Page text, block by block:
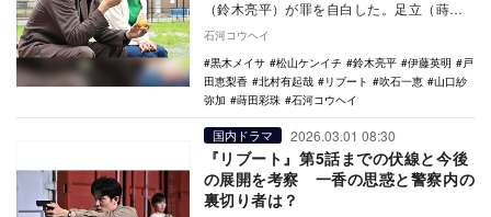
（鈴木亮平）が罪を自白した。足立（蒔田
は見つからな…
石河コウヘイ
黒木メイサ
松山ケンイチ 鈴木亮平 伊藤英明
戸
田恵梨香
北村有起哉 リブート 吹石一恵
山口紗
弥加
蒔田彩珠 石河コウヘイ
国内ドラマ 2026.03.01 08:30
『リブート』第5話までの伏線と今後
の展開を考察 一香の思惑と警察内の
裏切り者は？